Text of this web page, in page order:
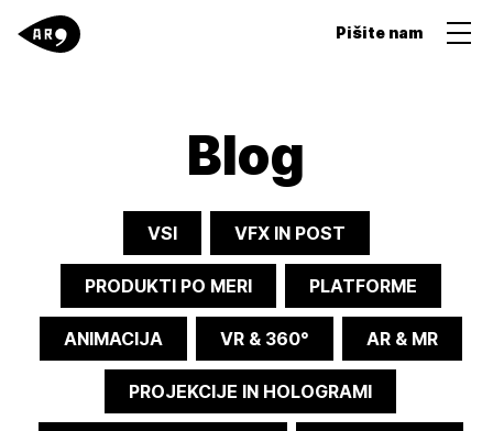
Blog
VSI VFX IN POST
PRODUKTI PO MERI PLATFORME
ANIMACIJA VR & 360° AR & MR
PROJEKCIJE IN HOLOGRAMI
Pišite nam